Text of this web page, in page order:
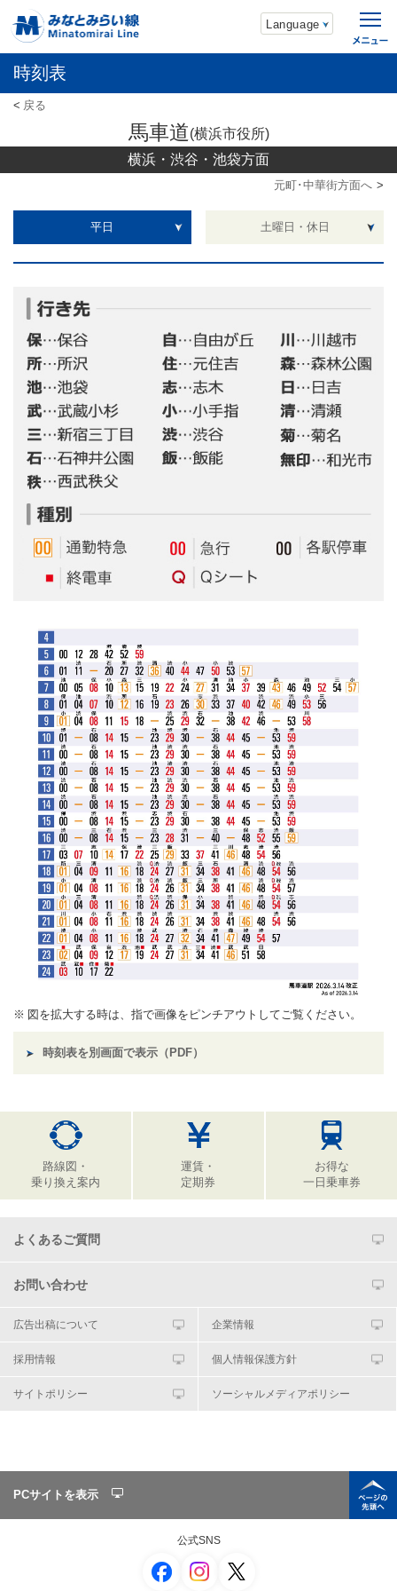
Language
時刻表
戻る
馬車道(横浜市役所)
横浜・渋谷・池袋方面
元町･中華街方面へ
平日 土曜日・休日
図を拡大する時は、指で画像をピンチアウトしてご覧ください。
時刻表を別画面で表示（PDF）
路線図・
乗り換え案内
運賃・
定期券
お得な
一日乗車券
よくあるご質問
お問い合わせ
広告出稿について 企業情報
採用情報 個人情報保護方針
サイトポリシー ソーシャルメディアポリシー
PCサイトを表示
公式SNS